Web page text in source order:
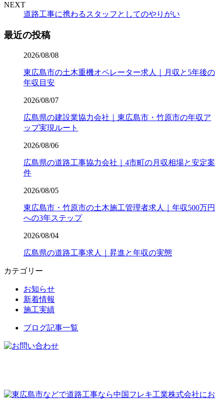
NEXT
道路工事に携わるスタッフとしてのやりがい
最近の投稿
2026/08/08
東広島市の土木重機オペレーター求人｜月収と5年後の
年収目安
2026/08/07
広島県の建設業協力会社｜東広島市・竹原市の年収ア
ップ実現ルート
2026/08/06
広島県の道路工事協力会社｜4市町の月収相場と安定案
件
2026/08/05
東広島市・竹原市の土木施工管理者求人｜年収500万円
への3年ステップ
2026/08/04
広島県の道路工事求人｜昇進と年収の実態
カテゴリー
お知らせ
新着情報
施工実績
ブログ記事一覧